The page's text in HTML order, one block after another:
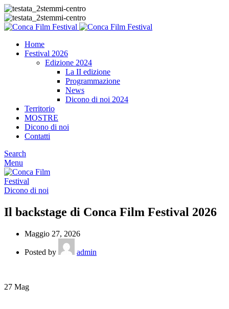
Home
Festival 2026
Edizione 2024
La II edizione
Programmazione
News
Dicono di noi 2024
Territorio
MOSTRE
Dicono di noi
Contatti
Search
Menu
Dicono di noi
Il backstage di Conca Film Festival 2026
Maggio 27, 2026
Posted by admin
27 Mag